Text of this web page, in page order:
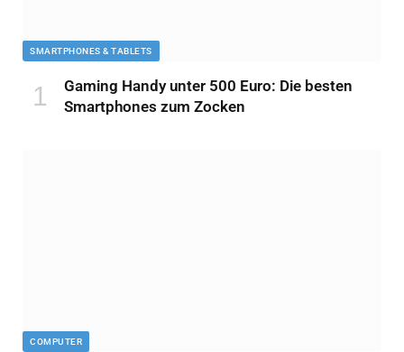
SMARTPHONES & TABLETS
Gaming Handy unter 500 Euro: Die besten
Smartphones zum Zocken
COMPUTER